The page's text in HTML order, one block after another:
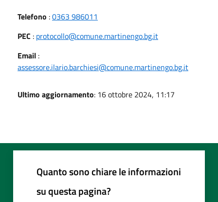
Telefono :0363 986011
PEC : protocollo@comune.martinengo.bg.it
Email :
assessore.ilario.barchiesi@comune.martinengo.bg.it
Ultimo aggiornamento: 16 ottobre 2024, 11:17
Quanto sono chiare le informazioni
su questa pagina?